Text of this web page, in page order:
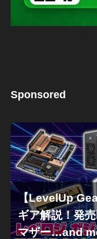
Sponsored
【LevelUp
ギア解説！発
マザー…and